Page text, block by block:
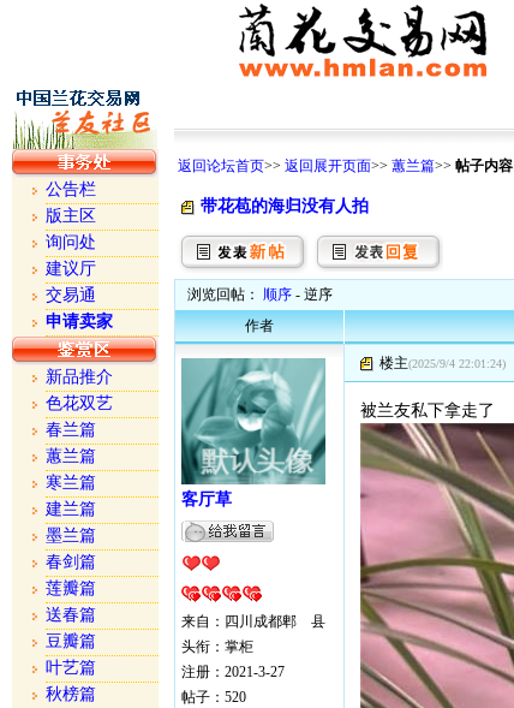
返回论坛首页>> 返回展开页面>> 蕙兰篇>> 帖子内容
带花苞的海归没有人拍
浏览回帖： 顺序 - 逆序
作者
客厅草
来自：四川成都郫 县
头衔：掌柜
注册：2021-3-27
帖子：520
楼主(2025/9/4 22:01:24)
被兰友私下拿走了
公告栏
版主区
询问处
建议厅
交易通
申请卖家
新品推介
色花双艺
春兰篇
蕙兰篇
寒兰篇
建兰篇
墨兰篇
春剑篇
莲瓣篇
送春篇
豆瓣篇
叶艺篇
秋榜篇